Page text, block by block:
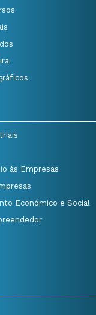
às Empresas
Económico e Social